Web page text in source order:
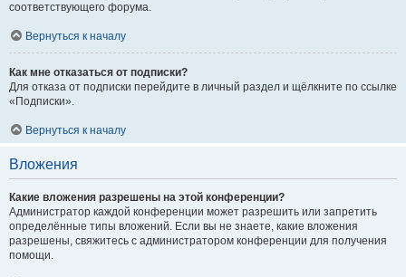
соответствующего форума.
Вернуться к началу
Как мне отказаться от подписки?
Для отказа от подписки перейдите в личный раздел и щёлкните по ссылке
«Подписки».
Вернуться к началу
Вложения
Какие вложения разрешены на этой конференции?
Администратор каждой конференции может разрешить или запретить
определённые типы вложений. Если вы не знаете, какие вложения
разрешены, свяжитесь с администратором конференции для получения
помощи.